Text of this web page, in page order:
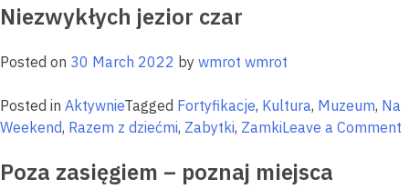
stolica
Mazur
–
Niezwykłych jezior czar
Posted on 30 March 2022 by wmrot wmrot
Posted in AktywnieTagged Fortyfikacje, Kultura, Muzeum, Na
Weekend, Razem z dziećmi, Zabytki, ZamkiLeave a Comment
Poza zasięgiem – poznaj miejsca